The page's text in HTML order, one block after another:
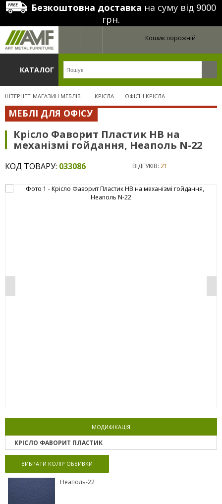
Безкоштовна доставка на суму від 9000
грн.
Кошик порожній
КАТАЛОГ
ІНТЕРНЕТ-МАГАЗИН МЕБЛІВ КРІСЛА ОФІСНІ КРІСЛА
МЕБЛІ ДЛЯ ОФІСУ
Крісло Фаворит Пластик НВ на
механізмі гойдання, Неаполь N-22
КОД ТОВАРУ: 033086 ВІДГУКІВ: 21
МОДИФІКАЦІЯ
КРІСЛО ФАВОРИТ ПЛАСТИК
ВИБРАТИ КОЛІР ОББИВКИ
Неаполь-22